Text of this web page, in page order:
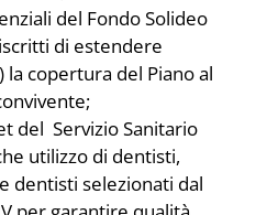
del Fondo Solideo
di estendere
copertura del Piano al
del Servizio Sanitario
utilizzo di dentisti,
dentisti selezionati dal